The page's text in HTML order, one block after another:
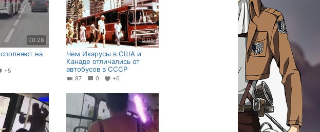
00:28
на
+5
08:05
Чем Икарусы в США и
Канаде отличались от
автобусов в СССР
87 0 +6